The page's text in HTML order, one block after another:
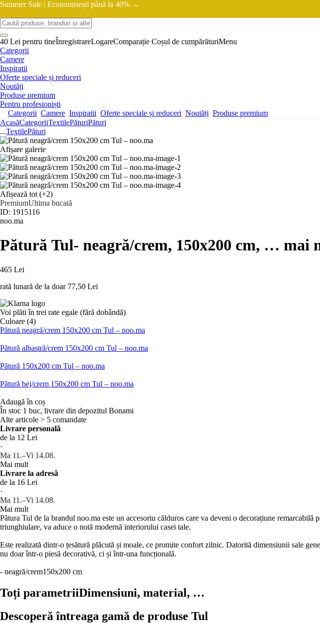
Summer Sale | Economisești până la 40% →
40 Lei pentru tineÎnregistrareLogareComparație Coșul de cumpărăturiMenu
Categorii
Camere
Inspiratii
Oferte speciale și reduceri
Noutăți
Produse premium
Pentru profesioniști
Categorii Camere Inspiratii Oferte speciale și reduceri Noutăți Produse premium
AcasăCategoriiTextilePăturiPături
...TextilePături
Afișare galerie
Afișează tot (+2)
PremiumUltima bucată
ID: 1915116
noo.ma
Pătură Tul- neagră/crem, 150x200 cm, … mai
465 Lei
rată lunară de la doar 77,50 Lei
Voi plăti în trei rate egale (fără dobândă)
Culoare (4)
Pătură neagră/crem 150x200 cm Tul – noo.ma
Pătură albastră/crem 150x200 cm Tul – noo.ma
Pătură 150x200 cm Tul – noo.ma
Pătură bej/crem 150x200 cm Tul – noo.ma
Adaugă în coș
În stoc 1 buc, livrare din depozitul Bonami
Alte articole > 5 comandate
Livrare personală
de la 12 Lei
·
Ma 11.–Vi 14.08.
Mai mult
Livrare la adresă
de la 16 Lei
·
Ma 11.–Vi 14.08.
Mai mult
Pătura Tul de la brandul noo.ma este un accesoriu călduros care va deveni o decorațiune
triunghiulare, va aduce o notă modernă interiorului casei tale.
Este realizată dintr-o țesătură plăcută și moale, ce promite confort zilnic. Datorită dimensiunii sale
nu doar într-o piesă decorativă, ci și într-una funcțională.
- neagră/crem150x200 cm
Toți parametriiDimensiuni, material, …
Descoperă întreaga gamă de produse Tul